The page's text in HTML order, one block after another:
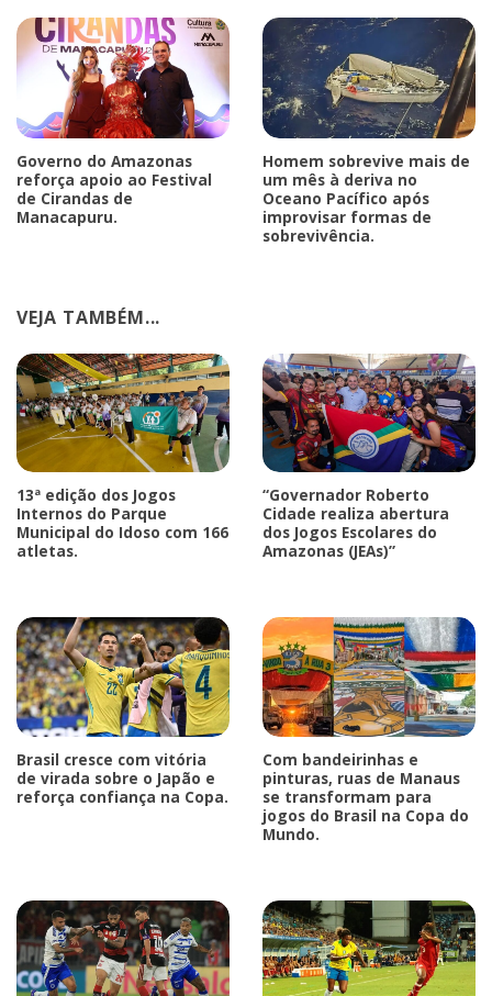
Governo do Amazonas
reforça apoio ao Festival
de Cirandas de
Manacapuru.
Homem sobrevive mais de
um mês à deriva no
Oceano Pacífico após
improvisar formas de
sobrevivência.
VEJA TAMBÉM...
13ª edição dos Jogos
Internos do Parque
Municipal do Idoso com 166
atletas.
“Governador Roberto
Cidade realiza abertura
dos Jogos Escolares do
Amazonas (JEAs)”
Brasil cresce com vitória
de virada sobre o Japão e
reforça confiança na Copa.
Com bandeirinhas e
pinturas, ruas de Manaus
se transformam para
jogos do Brasil na Copa do
Mundo.